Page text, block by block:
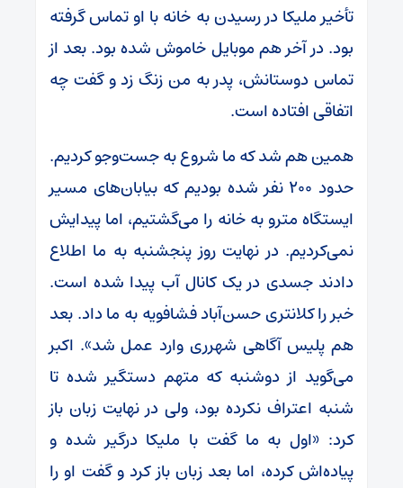
تأخیر ملیکا در رسیدن به خانه با او تماس گرفته
بود. در آخر هم موبایل خاموش شده بود. بعد از
تماس دوستانش، پدر به من زنگ زد و گفت چه
اتفاقی افتاده است.
همین هم شد که ما شروع به جست‌و‌جو کردیم.
حدود ۲۰۰ نفر شده بودیم که بیابان‌های مسیر
ایستگاه مترو به خانه را می‌گشتیم، اما پیدایش
نمی‌کردیم. در نهایت روز پنجشنبه به ما اطلاع
دادند جسدی در یک کانال آب پیدا شده است.
خبر را کلانتری حسن‌آباد فشافویه به ما داد. بعد
هم پلیس آگاهی شهرری وارد عمل شد». اکبر
می‌گوید از دوشنبه که متهم دستگیر شده تا
شنبه اعتراف نکرده بود، ولی در نهایت زبان باز
کرد: «اول به ما گفت با ملیکا درگیر شده و
پیاده‌اش کرده، اما بعد زبان باز کرد و گفت او را